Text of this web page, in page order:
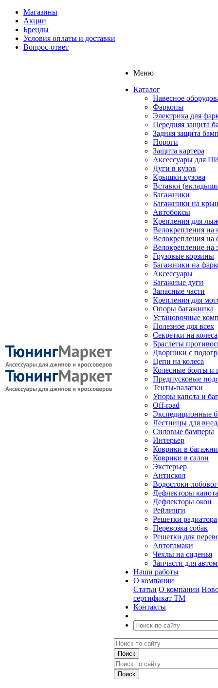
Магазины
Акции
Бренды
Условия оплаты и доставки
Вопрос-ответ
Меню
Каталог
Навесное
Фаркопы
Электрика для
Передняя защита
Задняя защита
Пороги
Защита картера
Аксессуары для
Дуги в кузов
Крышки кузова
Вставки
Багажники
Багажники на
Автобоксы
Крепления для
Велокрепления
Велокрепления на
Велокрепление на
Грузовые корзины
Багажники на
Аксессуары
Багажные дуги
Запасные части
Крепления для
Опоры багажника
Установочные
Полезное для всех
Секретки на колеса
Браслеты
Дворники с
Цепи на колеса
Колесные болты и
Предпусковые
Тенты-палатки
Упоры капота и
Off-road
Экспедиционные
Лестницы для
Силовые бамперы
Интерьер
Коврики в
Коврики в салон
Экстерьер
Антискол
Водостоки
Дефлекторы капота
Дефлекторы окон
Рейлинги
Решетки радиатора
Перевозка собак
Решетки для
Автогамаки
Чехлы на сиденья
Запчасти для
Наши работы
О компании
Статьи О компании
сертификат ТМ
Контакты